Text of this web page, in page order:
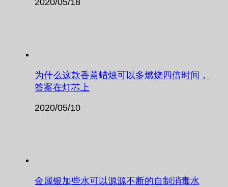
为什么这款香薰蜡烛可以多燃烧四倍时间，
答案在灯芯上
2020/05/10
金属银加些水可以源源不断的自制消毒水